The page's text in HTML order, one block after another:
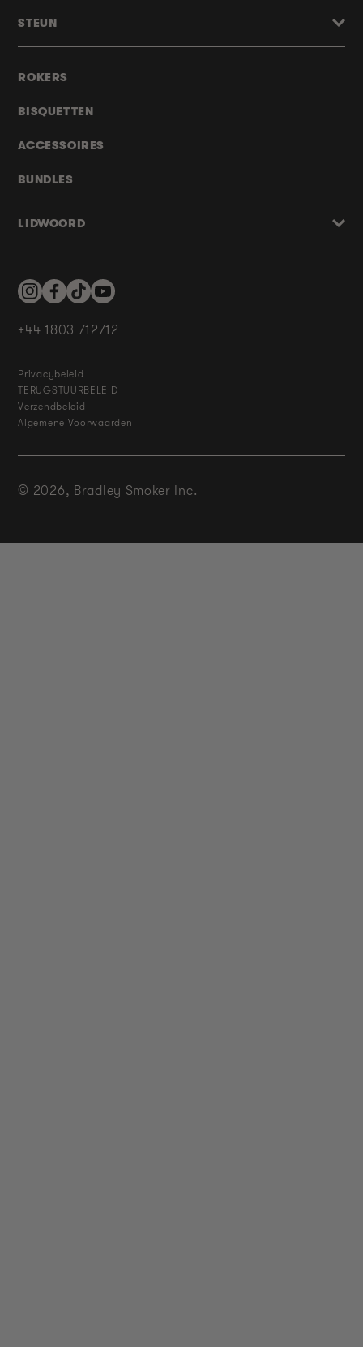
ROKERS
BISQUETTEN
ACCESSOIRES
BUNDLES
LIDWOORD
STEUN
InstagramFacebookTikTokYouTube
+44 1803 712712
Privacybeleid
TERUGSTUURBELEID
Verzendbeleid
Algemene Voorwaarden
© 2026, Bradley Smoker Inc.